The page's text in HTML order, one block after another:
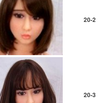
20-2
20-3